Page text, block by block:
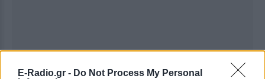
E-Radio.gr - Do Not Process My Personal